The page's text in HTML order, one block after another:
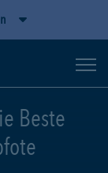
Beste